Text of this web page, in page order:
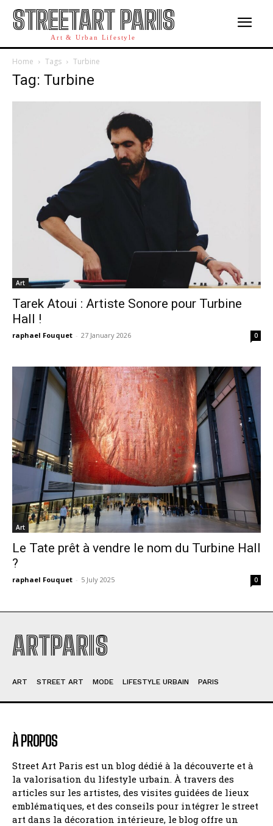
STREETART PARIS
Art & Urban Lifestyle
Home Tags Turbine
Tag: Turbine
Art
Tarek Atoui : Artiste Sonore pour Turbine
Hall !
raphael Fouquet - 27 January 2026 0
Art
Le Tate prêt à vendre le nom du Turbine Hall
?
raphael Fouquet - 5 July 2025 0
ARTPARIS
ART STREET ART MODE LIFESTYLE URBAIN PARIS
À PROPOS
Street Art Paris est un blog dédié à la découverte et à
la valorisation du lifestyle urbain. À travers des
articles sur les artistes, des visites guidées de lieux
emblématiques, et des conseils pour intégrer le street
art dans la décoration intérieure, le blog offre un